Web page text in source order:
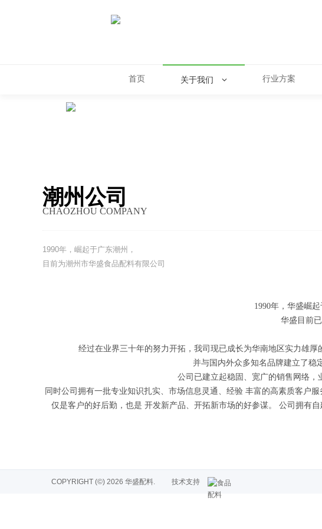
首页 关于我们 行业方案
潮州公司
CHAOZHOU COMPANY
1990年，崛起于广东潮州，
目前为潮州市华盛食品配料有限公司
1990年，华盛崛
华盛目前
经过在业界三十年的努力开拓，我司现已成长为华南地区实力雄
并与国内外众多知名品牌建立了稳
公司已建立起稳固、宽广的销售网络，
同时公司拥有一批专业知识扎实、市场信息灵通、经验 丰富的高素质客户
仅是客户的好后勤，也是 开发新产品、开拓新市场的好参谋。 公司拥有
COPYRIGHT (©) 2026 华盛配料. 技术支持